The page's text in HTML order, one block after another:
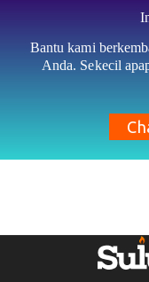
Bantu kami
Anda. Sekecil